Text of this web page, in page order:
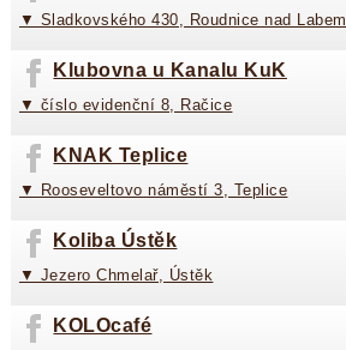
▼ Sladkovského 430, Roudnice nad Labem
Klubovna u Kanalu KuK
▼ číslo evidenční 8, Račice
KNAK Teplice
▼ Rooseveltovo náměstí 3, Teplice
Koliba Ústěk
▼ Jezero Chmelař, Ústěk
KOLOcafé